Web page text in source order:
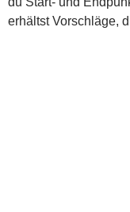
erhältst Vorschläge,